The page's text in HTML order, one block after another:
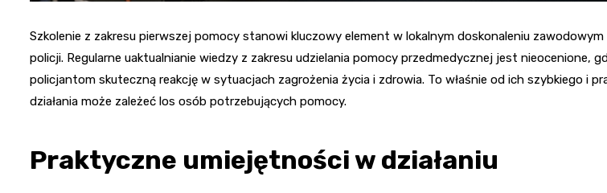
Szkolenie z zakresu pierwszej pomocy stanowi kluczowy element w lokalnym doskonaleniu
policji. Regularne uaktualnianie wiedzy z zakresu udzielania pomocy przedmedycznej jest nieocenione,
policjantom skuteczną reakcję w sytuacjach zagrożenia życia i zdrowia. To właśnie od ich szybkiego i
działania może zależeć los osób potrzebujących pomocy.
Praktyczne umiejętności w działaniu